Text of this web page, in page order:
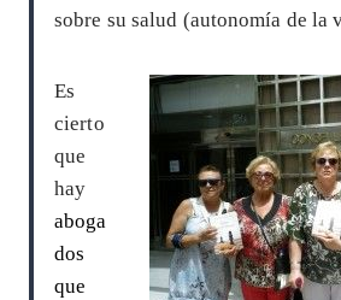
sobre su salud (autonomía de la
Es
cierto
que
hay
aboga
dos
que